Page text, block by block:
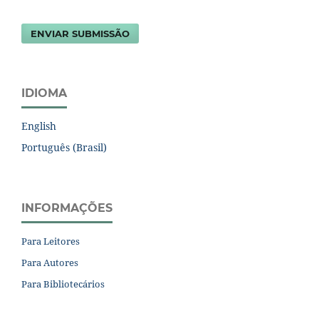
ENVIAR SUBMISSÃO
IDIOMA
English
Português (Brasil)
INFORMAÇÕES
Para Leitores
Para Autores
Para Bibliotecários